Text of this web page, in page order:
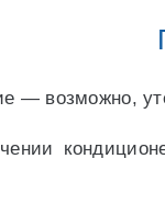
— возможно,